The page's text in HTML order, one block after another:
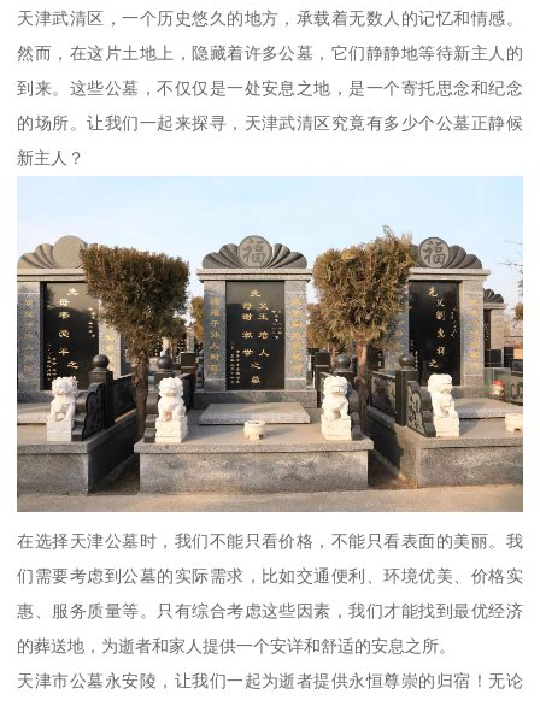
天津武清区，一个历史悠久的地方，承载着无数人的记忆和情感。
然而，在这片土地上，隐藏着许多公墓，它们静静地等待新主人的
到来。这些公墓，不仅仅是一处安息之地，是一个寄托思念和纪念
的场所。让我们一起来探寻，天津武清区究竟有多少个公墓正静候
新主人？
在选择天津公墓时，我们不能只看价格，不能只看表面的美丽。我
们需要考虑到公墓的实际需求，比如交通便利、环境优美、价格实
惠、服务质量等。只有综合考虑这些因素，我们才能找到最优经济
的葬送地，为逝者和家人提供一个安详和舒适的安息之所。
天津市公墓永安陵，让我们一起为逝者提供永恒尊崇的归宿！无论